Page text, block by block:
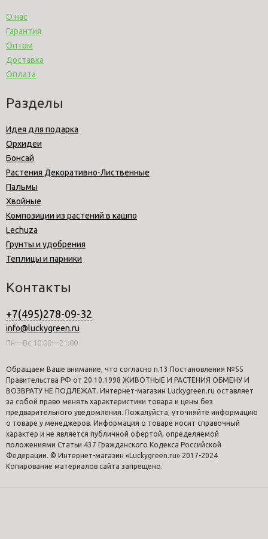
О нас
Гарантия
Оптом
Доставка
Оплата
Разделы
Идея для подарка
Орхидеи
Бонсай
Растения Декоративно-Лиственные
Пальмы
Хвойные
Композиции из растений в кашпо
Lechuza
Грунты и удобрения
Теплицы и парники
Контакты
+7(495)278-09-32
info@luckygreen.ru
Пн—Вс 10:00—21:00
Обращаем Ваше внимание, что согласно п.13 Постановления №55
Правительства РФ от 20.10.1998 ЖИВОТНЫЕ И РАСТЕНИЯ ОБМЕНУ И
ВОЗВРАТУ НЕ ПОДЛЕЖАТ. Интернет-магазин Luckygreen.ru оставляет
за собой право менять характеристики товара и цены без
предварительного уведомления. Пожалуйста, уточняйте информацию
о товаре у менеджеров. Информация о товаре носит справочный
характер и не является публичной офертой, определяемой
положениями Статьи 437 Гражданского Кодекса Российской
Федерации. © Интернет-магазин «Luckygreen.ru» 2017-2024
Копирование материалов сайта запрещено.